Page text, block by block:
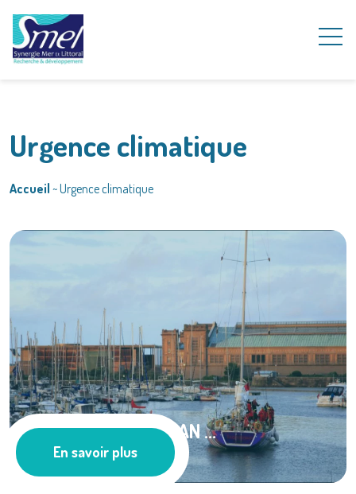
Urgence climatique
Accueil ~Urgence climatique
#GÉNÉRATIONOCEAN ...
Les actus
En savoir plus